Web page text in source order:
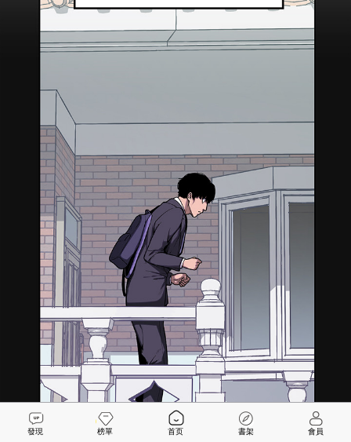
發現 榜單 首页 書架 會員